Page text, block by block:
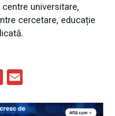
universitare,
cercetare, educație
T
e
ail